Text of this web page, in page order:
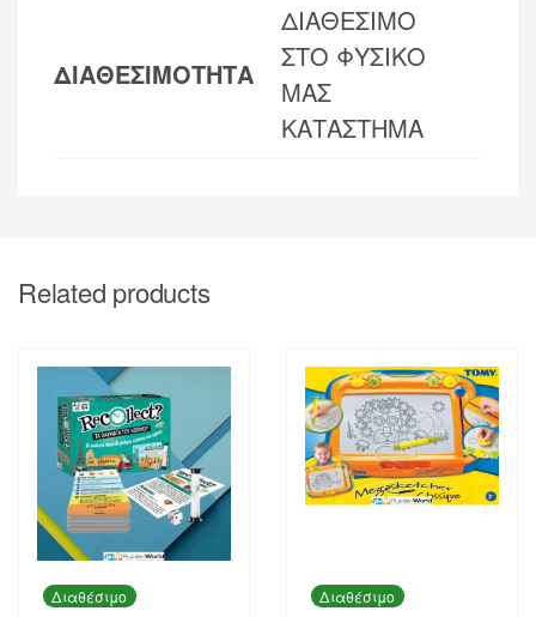
ΔΙΑΘΕΣΙΜΟΤΗΤΑ
ΔΙΑΘΕΣΙΜΟ
ΣΤΟ ΦΥΣΙΚΟ
ΜΑΣ
ΚΑΤΑΣΤΗΜΑ
Related products
Διαθέσιμο Διαθέσιμο